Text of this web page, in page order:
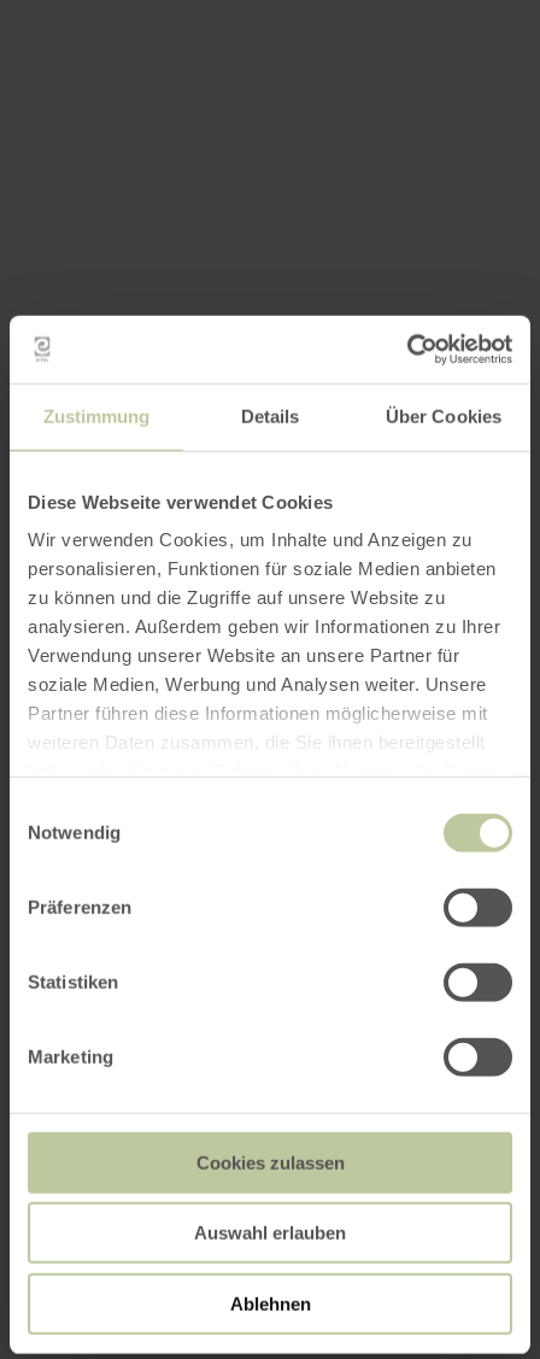
Zustimmung Details Über Cookies
Diese Webseite verwendet Cookies
Wir verwenden Cookies, um Inhalte und Anzeigen zu
personalisieren, Funktionen für soziale Medien anbieten
zu können und die Zugriffe auf unsere Website zu
analysieren. Außerdem geben wir Informationen zu Ihrer
Verwendung unserer Website an unsere Partner für
soziale Medien, Werbung und Analysen weiter. Unsere
Partner führen diese Informationen möglicherweise mit
weiteren Daten zusammen, die Sie ihnen bereitgestellt
Notwendig
Präferenzen
Statistiken
Marketing
Cookies zulassen
Auswahl erlauben
Ablehnen